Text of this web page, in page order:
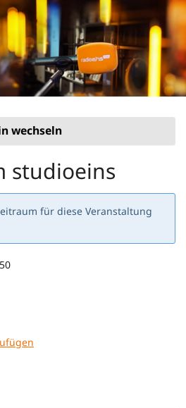
wechseln
studioeins
für diese Veranstaltung